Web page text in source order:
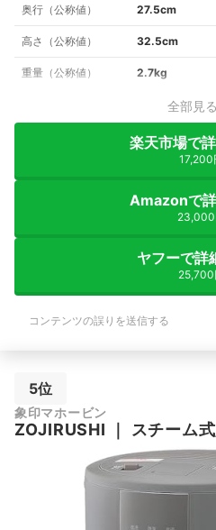
奥行（公称値） 27.5cm
高さ（公称値） 32.5cm
重量（公称値） 2.7kg
全部見る
楽天市場で
17,200
Amazonで
23,000
ヤフーで詳
25,700
コンテンツの誤りを送信する
5位
象印マホービン
ZOJIRUSHI ｜ スチーム